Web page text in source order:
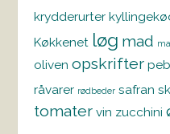
krydderurter
Køkkenet løg mad
oliven opskrifter
råvarer rødbeder safran
tomater vin zucchini